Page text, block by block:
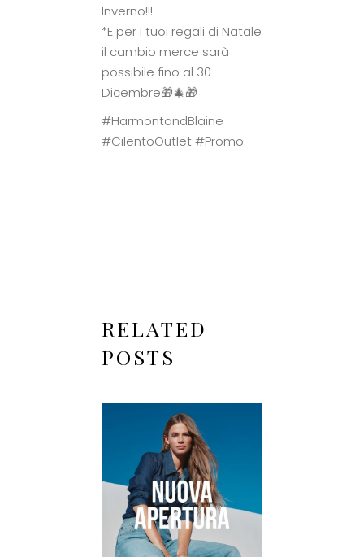
Inverno!!!
*E per i tuoi regali di Natale
il cambio merce sarà
possibile fino al 30
Dicembre🎁🎄🎁
#HarmontandBlaine
#CilentoOutlet #Promo
RELATED
POSTS